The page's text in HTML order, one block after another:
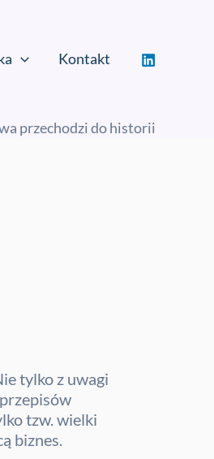
Kontakt
przechodzi do historii
tylko z uwagi
tzw. wielki
biznes.